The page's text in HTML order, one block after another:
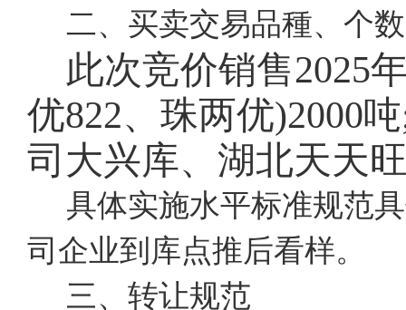
二、买卖交易品種、个
此次竞价销售2025
优822、珠两优)2000
司大兴库、湖北天天
具体实施水平标准规范
司企业到库点推后看样。
三、转让规范